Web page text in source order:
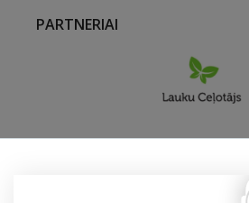
PARTNERIAI